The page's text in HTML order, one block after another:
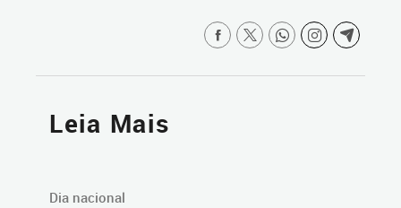
Leia Mais
Dia nacional